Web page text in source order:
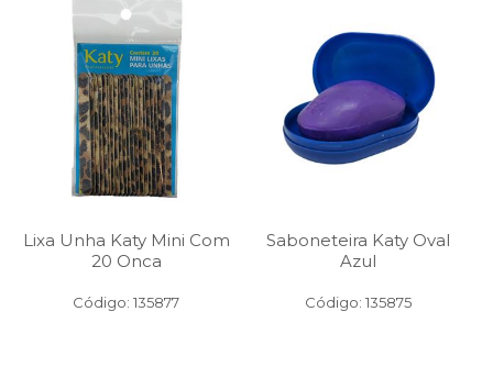
Lixa Unha Katy Mini Com
20 Onca
Código: 135877
Saboneteira Katy Oval
Azul
Código: 135875